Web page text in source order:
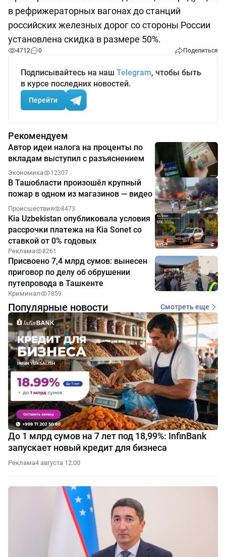
в рефрижераторных вагонах до станций
российских железных дорог со стороны России
установлена скидка в размере 50%.
4712 0 Поделиться
Подписывайтесь на наш Telegram, чтобы быть
в курсе последних новостей.
Перейти
Рекомендуем
Автор идеи налога на проценты по
вкладам выступил с разъяснением
Экономика 12307
В Ташобласти произошёл крупный
пожар в одном из магазинов — видео
Происшествия 8473
Kia Uzbekistan опубликовала условия
рассрочки платежа на Kia Sonet со
ставкой от 0% годовых
Реклама 8261
Присвоено 7,4 млрд сумов: вынесен
приговор по делу об обрушении
путепровода в Ташкенте
Криминал 7859
Популярные новости Смотреть еще
До 1 млрд сумов на 7 лет под 18,99%: InfinBank
запускает новый кредит для бизнеса
Реклама4 августа 12:00